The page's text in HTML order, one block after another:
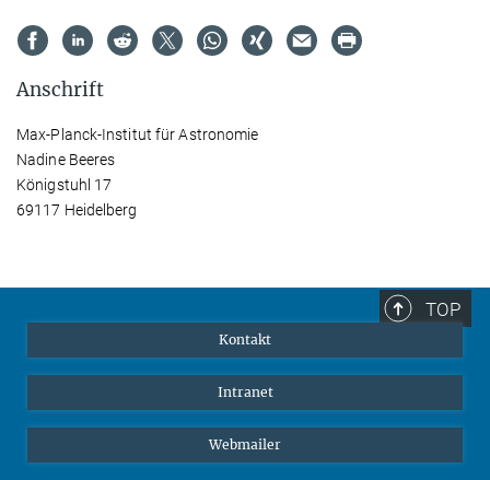
Anschrift
Max-Planck-Institut für Astronomie
Nadine Beeres
Königstuhl 17
69117 Heidelberg
TOP
Kontakt
Intranet
Webmailer